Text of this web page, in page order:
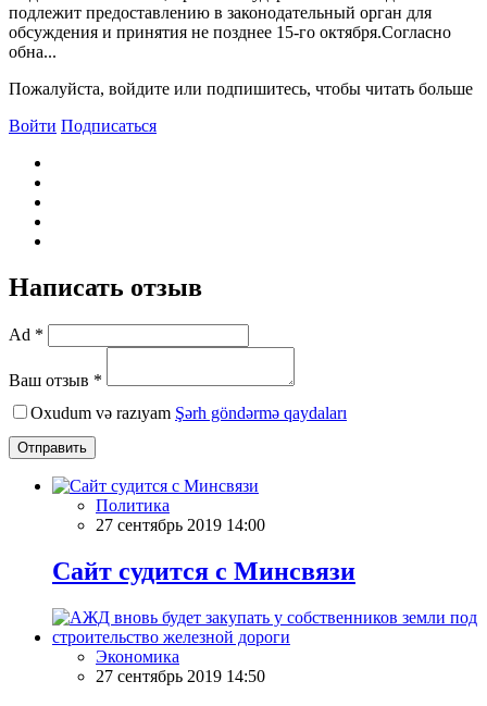
подлежит предоставлению в законодательный орган для
обсуждения и принятия не позднее 15-го октября.Согласно
обна...
Пожалуйста, войдите или подпишитесь, чтобы читать больше
Войти Подписаться
Написать отзыв
Ad *
Ваш отзыв *
Oxudum və razıyam Şərh göndərmə qaydaları
Отправить
Политика
27 сентябрь 2019 14:00
Сайт судится с Минсвязи
Экономика
27 сентябрь 2019 14:50